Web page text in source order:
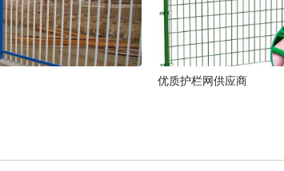
优质护栏网供应商